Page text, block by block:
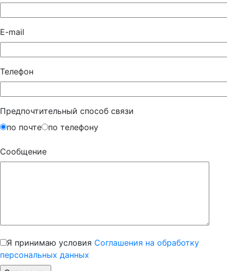
E-mail
Телефон
Предпочтительный способ связи
по почте
по телефону
Сообщение
Я принимаю условия Соглашения на обработку
персональных данных